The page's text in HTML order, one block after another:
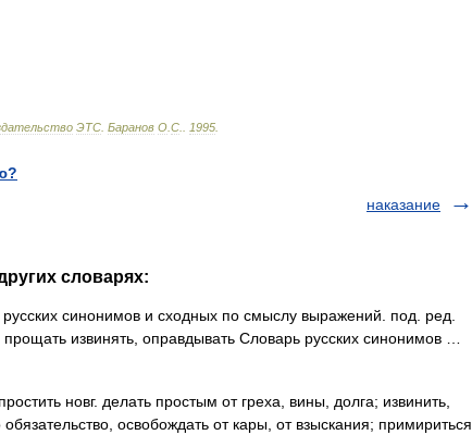
ЭТС Баранов О С 1995
наказание
словарях:
синонимов и сходных по смыслу выражений. под. ред.
извинять, оправдывать Словарь русских синонимов …
новг. делать простым от греха, вины, долга; извинить,
обязательство, освобождать от кары, от взыскания; примириться